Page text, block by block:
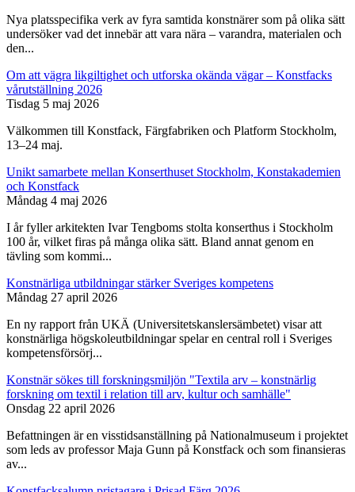
Nya platsspecifika verk av fyra samtida konstnärer som på olika sätt
undersöker vad det innebär att vara nära – varandra, materialen och
den...
Om att vägra likgiltighet och utforska okända vägar – Konstfacks
vårutställning 2026
Tisdag 5 maj 2026
Välkommen till Konstfack, Färgfabriken och Platform Stockholm,
13–24 maj.
Unikt samarbete mellan Konserthuset Stockholm, Konstakademien
och Konstfack
Måndag 4 maj 2026
I år fyller arkitekten Ivar Tengboms stolta konserthus i Stockholm
100 år, vilket firas på många olika sätt. Bland annat genom en
tävling som kommi...
Konstnärliga utbildningar stärker Sveriges kompetens
Måndag 27 april 2026
En ny rapport från UKÄ (Universitetskanslersämbetet) visar att
konstnärliga högskoleutbildningar spelar en central roll i Sveriges
kompetensförsörj...
Konstnär sökes till forskningsmiljön "Textila arv – konstnärlig
forskning om textil i relation till arv, kultur och samhälle"
Onsdag 22 april 2026
Befattningen är en visstidsanställning på Nationalmuseum i projektet
som leds av professor Maja Gunn på Konstfack och som finansieras
av...